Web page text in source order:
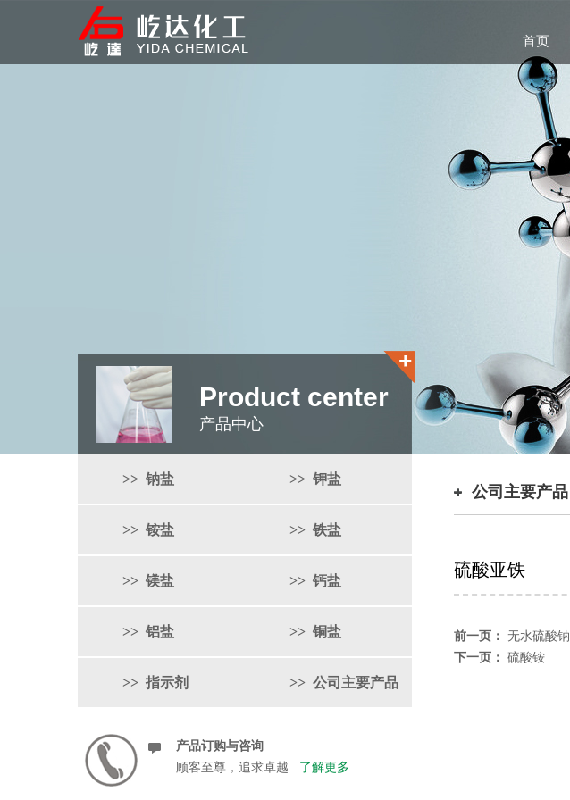
首页
Product center
产品中心
>> 钠盐 >> 钾盐
>> 铵盐 >> 铁盐
>> 镁盐 >> 钙盐
>> 铝盐 >> 铜盐
>> 指示剂 >> 公司主要产品
产品订购与咨询
顾客至尊，追求卓越 了解更多
公司主要产品
硫酸亚铁
前一页： 无水硫酸钠
下一页： 硫酸铵